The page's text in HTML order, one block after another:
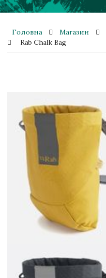
Головна Магазин
Rab Chalk Bag